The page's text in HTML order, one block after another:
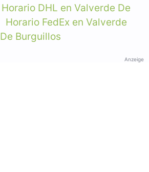
Horario DHL en Valverde De
Horario FedEx en Valverde
De Burguillos
Anzeige